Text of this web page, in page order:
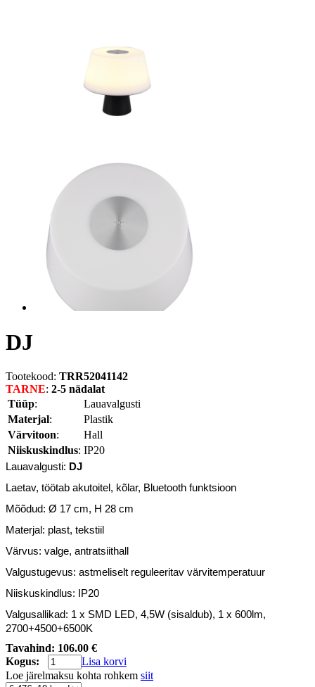
DJ
Tootekood: TRR52041142
TARNE: 2-5 nädalat
Tüüp:
Lauavalgusti
Materjal:
Plastik
Värvitoon:
Hall
Niiskuskindlus: IP20
Lauavalgusti: DJ
Laetav, töötab akutoitel, kõlar, Bluetooth funktsioon
Mõõdud: Ø 17 cm, H 28 cm
Materjal: plast, tekstiil
Värvus: valge, antratsiithall
Valgustugevus: astmeliselt reguleeritav värvitemperatuur
Niiskuskindlus: IP20
Valgusallikad: 1 x SMD LED, 4,5W (sisaldub), 1 x 600lm,
2700+4500+6500K
Tavahind: 106.00 €
Kogus:
Lisa korvi
Loe järelmaksu kohta rohkem siit